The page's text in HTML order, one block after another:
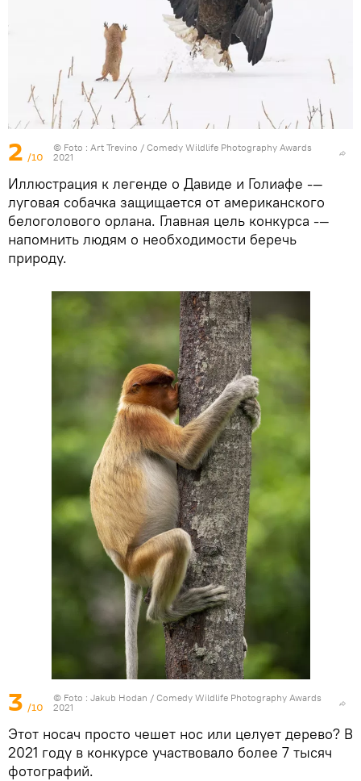
2 /10
© Foto : Art Trevino / Comedy Wildlife Photography Awards
2021
Иллюстрация к легенде о Давиде и Голиафе -—
луговая собачка защищается от американского
белоголового орлана. Главная цель конкурса -—
напомнить людям о необходимости беречь
природу.
3 /10
© Foto : Jakub Hodan / Comedy Wildlife Photography Awards
2021
Этот носач просто чешет нос или целует дерево? В
2021 году в конкурсе участвовало более 7 тысяч
фотографий.